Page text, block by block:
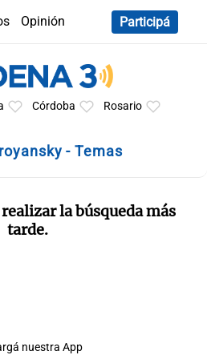
Opinión
Participá
Córdoba Rosario
- Temas
la búsqueda más
tarde.
nuestra App